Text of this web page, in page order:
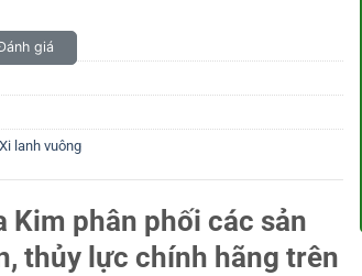
giá
Xi lanh vuông
Kim phân phối các sản
thủy lực chính hãng trên